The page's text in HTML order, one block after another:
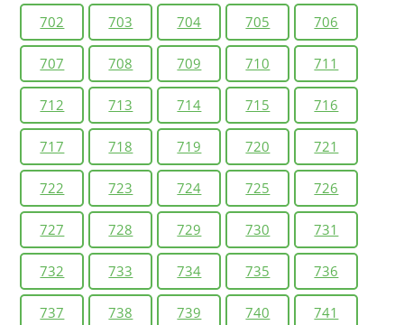
702 703 704 705 706
707 708 709 710 711
712 713 714 715 716
717 718 719 720 721
722 723 724 725 726
727 728 729 730 731
732 733 734 735 736
737 738 739 740 741